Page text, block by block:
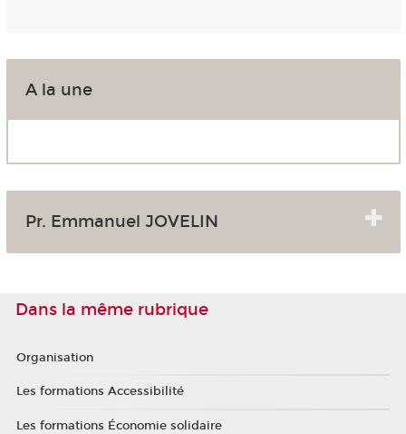
A la une
Pr. Emmanuel JOVELIN
Dans la même rubrique
Organisation
Les formations Accessibilité
Les formations Économie solidaire